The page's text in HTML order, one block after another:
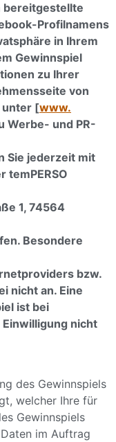
bereitgestellte
Profilnamens
in Ihrem
Gewinnspiel
zu Ihrer
von
unter [www.
Werbe- und PR-
Sie jederzeit mit
temPERSO
1, 74564
Besondere
bzw.
nicht an. Eine
ist bei
nicht
des Gewinnspiels
welcher Ihre für
Gewinnspiels
im Auftrag